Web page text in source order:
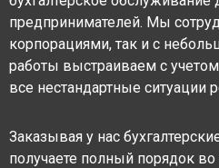
предпринимателей. Мы
корпорациями, так и с
работы выстраиваем с
все нестандартные ситуации
Заказывая у нас
получаете полный порядок